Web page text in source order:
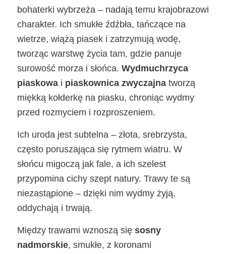
bohaterki wybrzeża – nadają temu krajobrazowi
charakter. Ich smukłe źdźbła, tańczące na
wietrze, wiążą piasek i zatrzymują wodę,
tworząc warstwę życia tam, gdzie panuje
surowość morza i słońca. Wydmuchrzyca
piaskowa i piaskownica zwyczajna tworzą
miękką kołderkę na piasku, chroniąc wydmy
przed rozmyciem i rozproszeniem.
Ich uroda jest subtelna – złota, srebrzysta,
często poruszająca się rytmem wiatru. W
słońcu migoczą jak fale, a ich szelest
przypomina cichy szept natury. Trawy te są
niezastąpione – dzięki nim wydmy żyją,
oddychają i trwają.
Między trawami wznoszą się sosny
nadmorskie, smukłe, z koronami